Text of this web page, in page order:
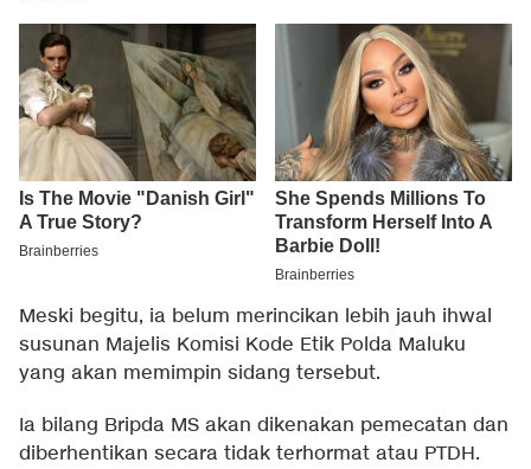
Meski begitu, ia belum merincikan lebih jauh ihwal
susunan Majelis Komisi Kode Etik Polda Maluku
yang akan memimpin sidang tersebut.
Ia bilang Bripda MS akan dikenakan pemecatan dan
diberhentikan secara tidak terhormat atau PTDH.